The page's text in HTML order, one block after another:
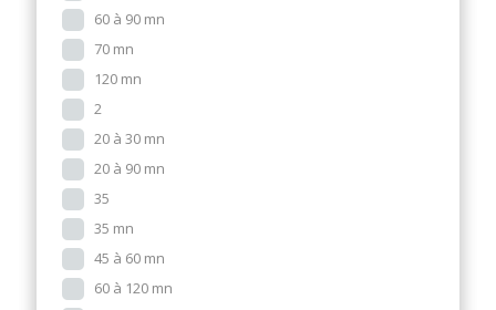
60 à 90 mn
70 mn
120 mn
2
20 à 30 mn
20 à 90 mn
35
35 mn
45 à 60 mn
60 à 120 mn